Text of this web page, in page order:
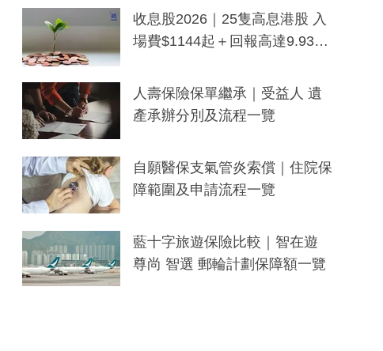
一度被誤當詐騙手段
收息股2026｜25隻高息港股 入
場費$1144起＋回報高達9.93
人壽保險保單繼承｜受益人 遺
產承辦分別及流程一覽
自願醫保支氣管炎索償｜住院保
障範圍及申請流程一覽
藍十字旅遊保險比較｜智在遊
尊尚 智選 郵輪計劃保障額一覽